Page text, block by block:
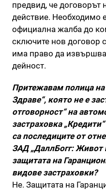
предвид, че договорът
действие. Необходимо
официална жалба до
сключите нов договор
има право да извършва
дейност.
Притежавам полица
Здраве“, която не е
отговорност“ на
застраховка
са последиците от
ЗАД „ДаллБогг: Живот
защитата на
видове застраховки?
Не. Защитата на